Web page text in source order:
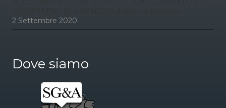
2 Settembre 2020
Dove siamo